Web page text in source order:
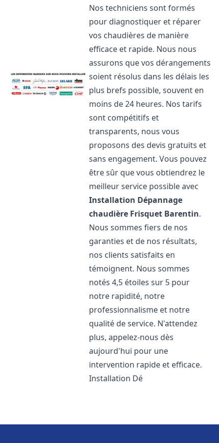
Nos techniciens sont formés
pour diagnostiquer et réparer
vos chaudières de manière
efficace et rapide. Nous nous
assurons que vos dérangements
soient résolus dans les délais les
plus brefs possible, souvent en
moins de 24 heures. Nos tarifs
sont compétitifs et
transparents, nous vous
proposons des devis gratuits et
sans engagement. Vous pouvez
être sûr que vous obtiendrez le
meilleur service possible avec
Installation Dépannage
chaudière Frisquet Barentin.
Nous sommes fiers de nos
garanties et de nos résultats,
nos clients satisfaits en
témoignent. Nous sommes
notés 4,5 étoiles sur 5 pour
notre rapidité, notre
professionnalisme et notre
qualité de service. N'attendez
plus, appelez-nous dès
aujourd'hui pour une
intervention rapide et efficace.
Installation Dé